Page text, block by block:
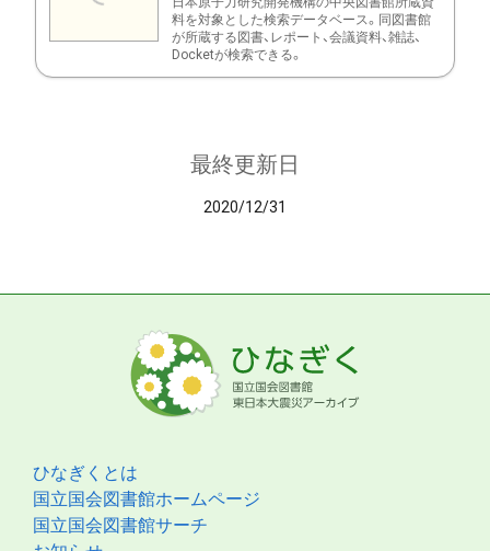
料を対象とした検索データベース。同図書館
が所蔵する図書、レポート、会議資料、雑誌、
Docketが検索できる。
最終更新日
2020/12/31
ひなぎくとは
国立国会図書館ホームページ
国立国会図書館サーチ